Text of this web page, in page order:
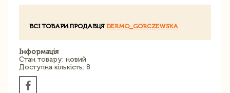
ВСІ ТОВАРИ ПРОДАВЦЯ DERMO_GORCZEWSKA
Інформація
Стан товару: новий
Доступна кількість: 8